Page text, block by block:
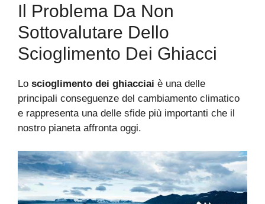
Il Problema Da Non
Sottovalutare Dello
Scioglimento Dei Ghiacci
Lo scioglimento dei ghiacciai è una delle
principali conseguenze del cambiamento climatico
e rappresenta una delle sfide più importanti che il
nostro pianeta affronta oggi.